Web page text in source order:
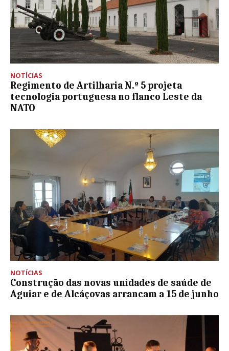
NOTÍCIAS
Regimento de Artilharia N.º 5 projeta
tecnologia portuguesa no flanco Leste da
NATO
NOTÍCIAS
Construção das novas unidades de saúde de
Aguiar e de Alcáçovas arrancam a 15 de junho